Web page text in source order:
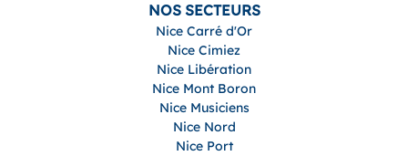
NOS SECTEURS
Nice Carré d'Or
Nice Cimiez
Nice Libération
Nice Mont Boron
Nice Musiciens
Nice Nord
Nice Port